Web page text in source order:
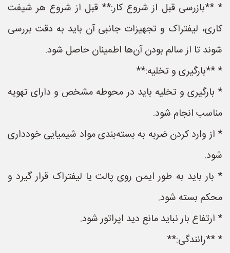
* **بازرسی قبل از شروع کار:** قبل از شروع هر شیفت
کاری، لیفتراک و تجهیزات جانبی آن باید به دقت بررسی
شوند تا از سالم بودن آن‌ها اطمینان حاصل شود.
* **بارگیری و تخلیه:**
* بارگیری و تخلیه باید در محوطه مشخص و دارای تهویه
مناسب انجام شود.
* از وارد کردن ضربه به بسته‌بندی مواد شیمیایی خودداری
شود.
* بار باید به طور ایمن روی پالت یا لیفتراک قرار گیرد و
محکم بسته شود.
* ارتفاع بار نباید مانع دید اپراتور شود.
* **رانندگی:**